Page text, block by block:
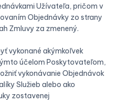
Užívateľa, pričom v
Objednávky zo strany
Zmluvy za zmenený.
vykonané akýmkoľvek
účelom Poskytovateľom,
vykonávanie Objednávok
Služieb alebo ako
zostavenej